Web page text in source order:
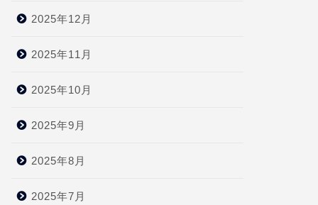
2025年12月
2025年11月
2025年10月
2025年9月
2025年8月
2025年7月